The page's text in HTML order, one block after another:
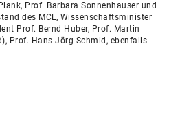
Prof. Barbara Sonnenhauser und
des MCL, Wissenschaftsminister
Prof. Bernd Huber, Prof. Martin
Prof. Hans-Jörg Schmid, ebenfalls